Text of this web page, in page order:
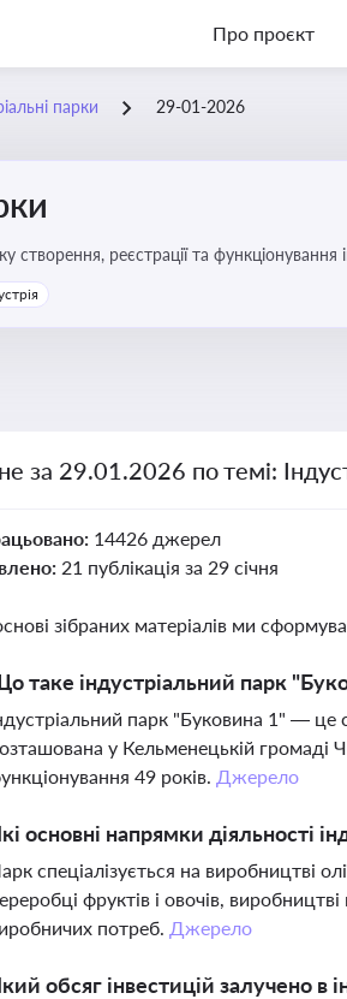
Про проєкт
парки 29-01-2026
створення, реєстрації та функціонування
за 29.01.2026 по темі:
14426 джерел
21 публікація за 29 січня
зібраних матеріалів ми
таке індустріальний парк
парк "Буковина 1" — це
у Кельменецькій громаді
49 років. Джерело
основні напрямки діяльності
спеціалізується на виробництві
фруктів і овочів,
потреб. Джерело
обсяг інвестицій залучено в